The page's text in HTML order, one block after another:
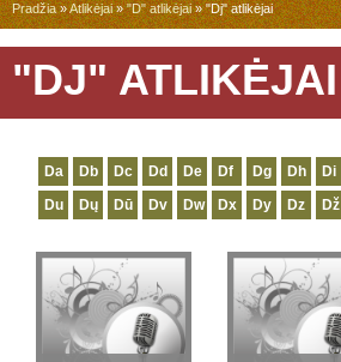
Pradžia»Atlikėjai»"D" atlikėjai» "Dj" atlikėjai
"DJ" ATLIKĖJAI
Da Db Dc Dd De Df Dg Dh Di
Du
Dų Dū Dv Dw Dx Dy Dz Dž